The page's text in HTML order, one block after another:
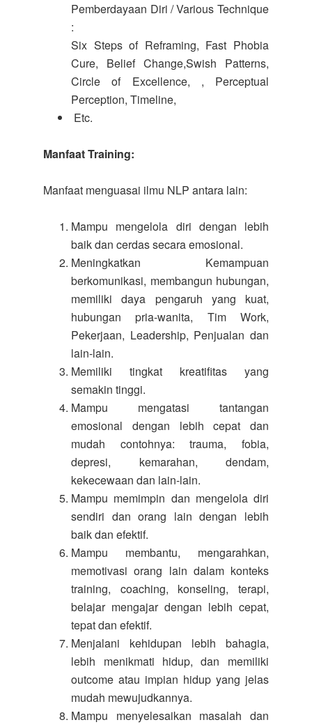
Pemberdayaan Diri / Various Technique
:
Six Steps of Reframing, Fast Phobia
Cure, Belief Change,Swish Patterns,
Circle of Excellence, , Perceptual
Perception, Timeline,
Etc.
Manfaat Training:
Manfaat menguasai ilmu NLP antara lain:
Mampu mengelola diri dengan lebih
baik dan cerdas secara emosional.
Meningkatkan Kemampuan
berkomunikasi, membangun hubungan,
memiliki daya pengaruh yang kuat,
hubungan pria-wanita, Tim Work,
Pekerjaan, Leadership, Penjualan dan
lain-lain.
Memiliki tingkat kreatifitas yang
semakin tinggi.
Mampu mengatasi tantangan
emosional dengan lebih cepat dan
mudah contohnya: trauma, fobia,
depresi, kemarahan, dendam,
kekecewaan dan lain-lain.
Mampu memimpin dan mengelola diri
sendiri dan orang lain dengan lebih
baik dan efektif.
Mampu membantu, mengarahkan,
memotivasi orang lain dalam konteks
training, coaching, konseling, terapi,
belajar mengajar dengan lebih cepat,
tepat dan efektif.
Menjalani kehidupan lebih bahagia,
lebih menikmati hidup, dan memiliki
outcome atau impian hidup yang jelas
mudah mewujudkannya.
Mampu menyelesaikan masalah dan